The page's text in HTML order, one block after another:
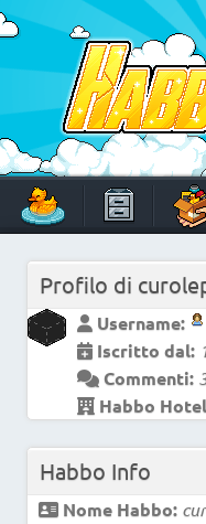
Skip
to
content
Un viaggio di pixel!
Profilo di
Username:
Iscritto dal:
Commenti:
Habbo
Habbo Info
Nome Habbo: